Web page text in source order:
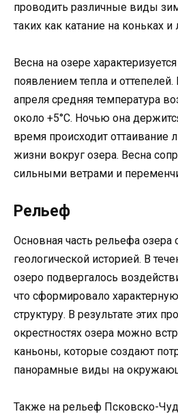
проводить различные виды
таких как катание на коньках
Весна на озере
появлением тепла и оттепелей.
апреля средняя температура
около +5°C. Ночью она
время происходит оттаивание
жизни вокруг озера. Весна
сильными ветрами и
Рельеф
Основная часть рельефа озера
геологической историей. В
озеро подвергалось
что сформировало
структуру. В результате этих
окрестностях озера можно
каньоны, которые создают
панорамные виды на
Также на рельеф Псковско-